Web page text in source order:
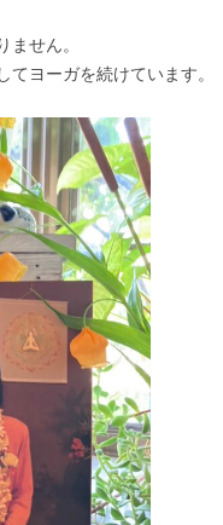
せん。
ヨーガを続けています。